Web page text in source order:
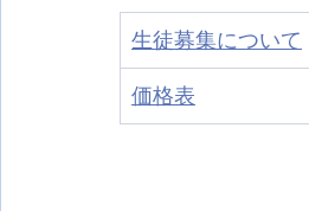
生徒募集について
価格表